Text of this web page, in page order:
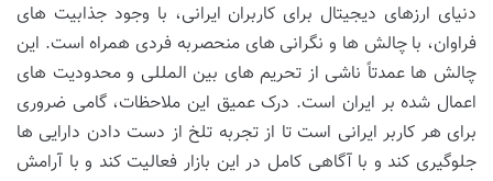
دنیای ارزهای دیجیتال برای کاربران ایرانی، با وجود جذابیت های
فراوان، با چالش ها و نگرانی های منحصربه فردی همراه است. این
چالش ها عمدتاً ناشی از تحریم های بین المللی و محدودیت های
اعمال شده بر ایران است. درک عمیق این ملاحظات، گامی ضروری
برای هر کاربر ایرانی است تا از تجربه تلخ از دست دادن دارایی ها
جلوگیری کند و با آگاهی کامل در این بازار فعالیت کند و با آرامش